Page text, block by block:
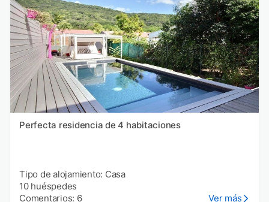
Perfecta residencia de 4 habitaciones
Tipo de alojamiento: Casa
10 huéspedes
Comentarios: 6
Ver más